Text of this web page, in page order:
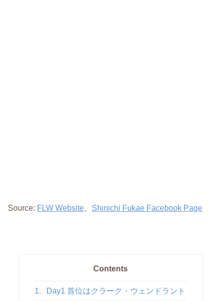
Source: FLW Website Shinichi Fukae Facebook Page
Contents
1. Day1 首位はクラーク・ウェンドラント